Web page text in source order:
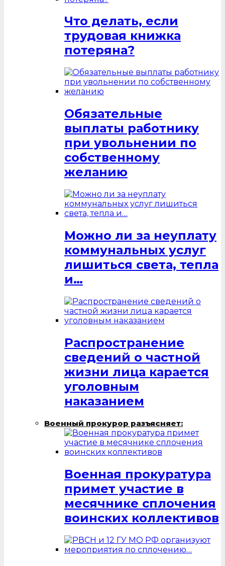
Что делать, если
трудовая книжка
потеряна?
Обязательные
выплаты работнику
при увольнении по
собственному
желанию
Можно ли за неуплату
коммунальных услуг
лишиться света, тепла
и…
Распространение
сведений о частной
жизни лица карается
уголовным
наказанием
Военный прокурор разъясняет:
Военная прокуратура
примет участие в
месячнике сплочения
воинских коллективов